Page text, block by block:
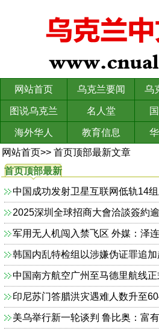
网站首页 乌克兰要闻 乌
图说乌克兰 名人堂
海外华人 教育信息
网站首页>> 首页顶部最新文章
首页顶部最新
文章
中国成功发射卫星互联网低轨14
军用无人机闯入禁飞区 外媒：泽
韩国内乱特检组以涉嫌伪证罪追
中国南方航空广州至马德里航线正
印尼苏门答腊洪灾遇难人数升至
美乌举行新一轮谈判 鲁比奥：富